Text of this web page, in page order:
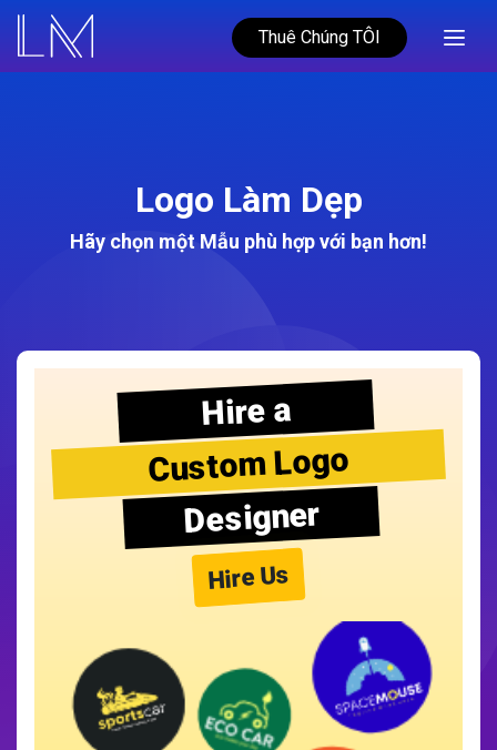
Thuê Chúng TÔI
Logo Làm Dẹp
Hãy chọn một Mẫu phù hợp với bạn hơn!
Hire a
Custom Logo
Designer
Hire Us